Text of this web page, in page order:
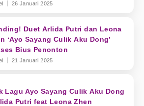
26 Januari 2025
Duet Arlida Putri dan Leona
‘Ayo Sayang Culik Aku Dong’
Bius Penonton
21 Januari 2025
Lagu Ayo Sayang Culik Aku Dong
Putri feat Leona Zhen